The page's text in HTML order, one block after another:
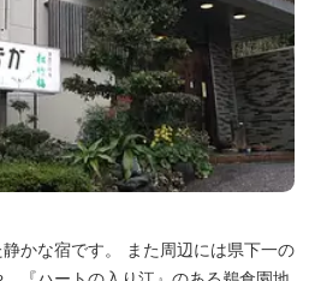
かな宿です。 また周辺には県下一の